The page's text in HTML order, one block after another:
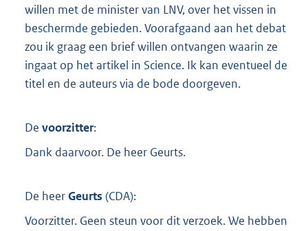
willen met de minister van LNV, over het vissen in
beschermde gebieden. Voorafgaand aan het debat
zou ik graag een brief willen ontvangen waarin ze
ingaat op het artikel in Science. Ik kan eventueel de
titel en de auteurs via de bode doorgeven.
De voorzitter:
Dank daarvoor. De heer Geurts.
De heerGeurts (CDA):
Voorzitter. Geen steun voor dit verzoek. We hebben